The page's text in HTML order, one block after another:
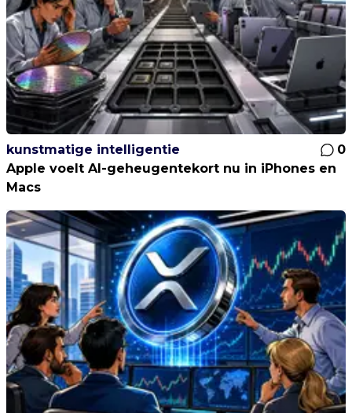
kunstmatige intelligentie
0
Apple voelt AI-geheugentekort nu in iPhones en
Macs